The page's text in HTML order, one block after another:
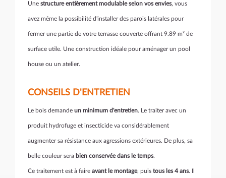
Une structure entièrement modulable selon vos envies, vous
avez même la possibilité d'installer des parois latérales pour
fermer une partie de votre terrasse couverte offrant 9.89 m² de
surface utile. Une construction idéale pour aménager un pool
house ou un atelier.
CONSEILS D'ENTRETIEN
Le bois demande un minimum d'entretien. Le traiter avec un
produit hydrofuge et insecticide va considérablement
augmenter sa résistance aux agressions extérieures. De plus, sa
belle couleur sera bien conservée dans le temps.
Ce traitement est à faire avant le montage, puis tous les 4 ans. Il